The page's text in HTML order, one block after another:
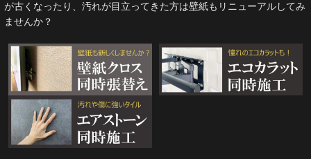
が古くなったり、汚れが目立ってきた方は壁紙もリニューアルしてみ
ませんか？